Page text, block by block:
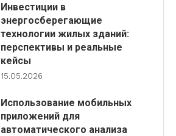
Инвестиции в
энергосберегающие
технологии жилых зданий:
перспективы и реальные
кейсы
15.05.2026
Использование мобильных
приложений для
автоматического анализа